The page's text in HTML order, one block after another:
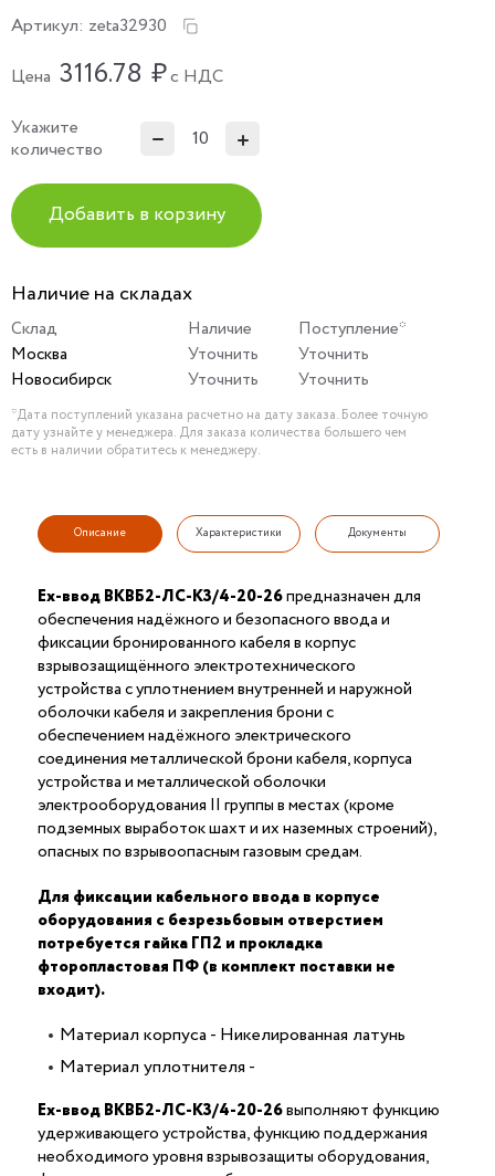
Артикул: zeta32930
Цена 3116.78 ₽с НДС
Укажите
количество
Добавить в корзину
Наличие на складах
Склад Наличие
Поступление*
Москва
Уточнить
Уточнить
Новосибирск
Уточнить Уточнить
*Дата поступлений указана расчетно на дату заказа. Более точную
дату узнайте у менеджера. Для заказа количества большего чем
есть в наличии обратитесь к менеджеру.
Описание Характеристики Документы
Ех-ввод ВКВБ2-ЛС-К3/4-20-26предназначен для
обеспечения надёжного и безопасного ввода и
фиксации бронированного кабеля в корпус
взрывозащищённого электротехнического
устройства с уплотнением внутренней и наружной
оболочки кабеля и закрепления брони с
обеспечением надёжного электрического
соединения металлической брони кабеля, корпуса
устройства и металлической оболочки
электрооборудования II группы в местах (кроме
подземных выработок шахт и их наземных строений),
опасных по взрывоопасным газовым средам.
Для фиксации кабельного ввода в корпусе
оборудования с безрезьбовым отверстием
потребуется гайка ГП2 и прокладка
фторопластовая ПФ (в комплект поставки не
входит).
Материал корпуса - Никелированная латунь
Материал уплотнителя -
Ех-ввод ВКВБ2-ЛС-К3/4-20-26выполняют функцию
удерживающего устройства, функцию поддержания
необходимого уровня взрывозащиты оборудования,